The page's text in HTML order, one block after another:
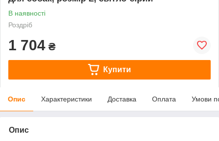
В наявності
Роздріб
1 704 ₴
Купити
Опис Характеристики Доставка Оплата Умови
Опис